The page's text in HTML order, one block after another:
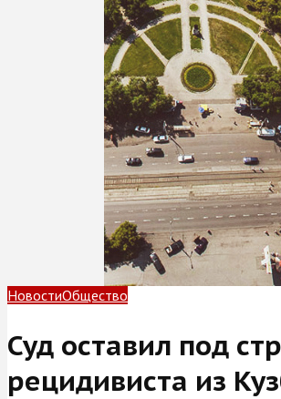
НовостиОбщество
Суд оставил под
рецидивиста из